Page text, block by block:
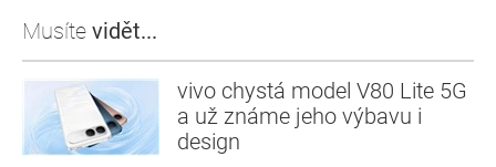
Musíte vidět...
vivo chystá model V80 Lite 5G
a už známe jeho výbavu i
design